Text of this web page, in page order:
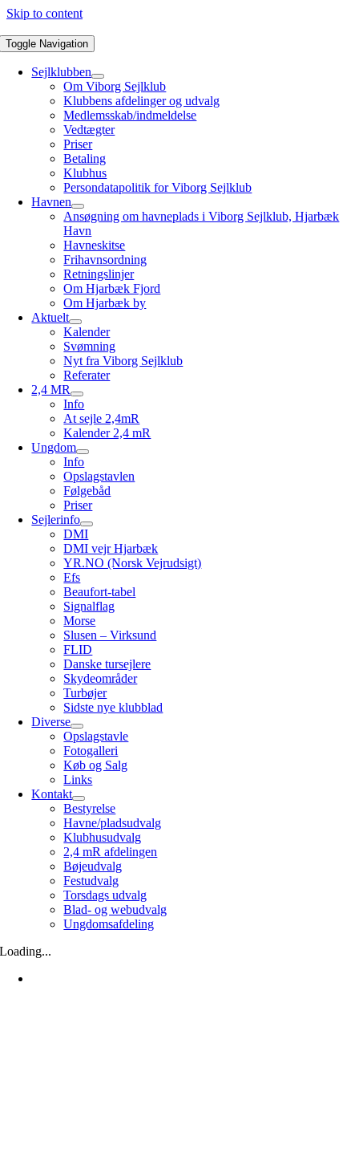
Skip to content
Toggle Navigation
Sejlklubben
Om Viborg Sejlklub
Klubbens afdelinger og udvalg
Medlemsskab/indmeldelse
Vedtægter
Priser
Betaling
Klubhus
Persondatapolitik for Viborg Sejlklub
Havnen
Ansøgning om havneplads i Viborg Sejlklub, Hjarbæk
Havn
Havneskitse
Frihavnsordning
Retningslinjer
Om Hjarbæk Fjord
Om Hjarbæk by
Aktuelt
Kalender
Svømning
Nyt fra Viborg Sejlklub
Referater
2,4 MR
Info
At sejle 2,4mR
Kalender 2,4 mR
Ungdom
Info
Opslagstavlen
Følgebåd
Priser
Sejlerinfo
DMI
DMI vejr Hjarbæk
YR.NO (Norsk Vejrudsigt)
Efs
Beaufort-tabel
Signalflag
Morse
Slusen – Virksund
FLID
Danske tursejlere
Skydeområder
Turbøjer
Sidste nye klubblad
Diverse
Opslagstavle
Fotogalleri
Køb og Salg
Links
Kontakt
Bestyrelse
Havne/pladsudvalg
Klubhusudvalg
2,4 mR afdelingen
Bøjeudvalg
Festudvalg
Torsdags udvalg
Blad- og webudvalg
Ungdomsafdeling
Loading...